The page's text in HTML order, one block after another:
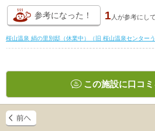
参考になった！ 1 人が参考にし
桜山温泉 絹の里別邸（休業中）（旧 桜山温泉センター
この施設に口コ